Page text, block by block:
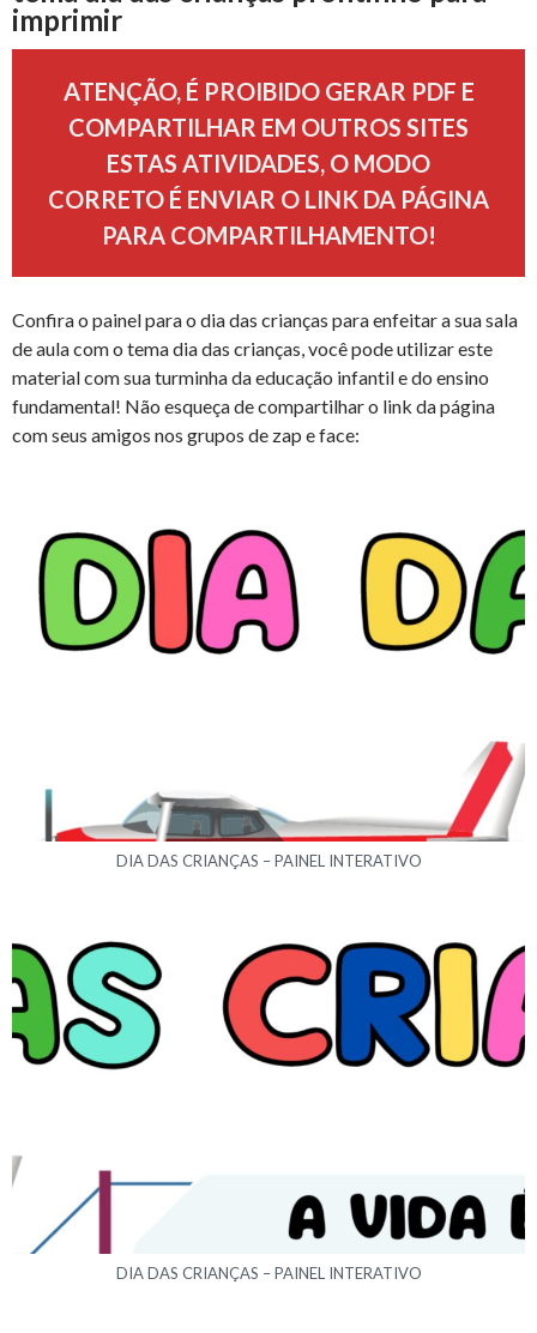
imprimir
ATENÇÃO, É PROIBIDO GERAR PDF E
COMPARTILHAR EM OUTROS SITES
ESTAS ATIVIDADES, O MODO
CORRETO É ENVIAR O LINK DA PÁGINA
PARA COMPARTILHAMENTO!
Confira o painel para o dia das crianças para enfeitar a sua sala
de aula com o tema dia das crianças, você pode utilizar este
material com sua turminha da educação infantil e do ensino
fundamental! Não esqueça de compartilhar o link da página
com seus amigos nos grupos de zap e face:
DIA DAS CRIANÇAS – PAINEL INTERATIVO
DIA DAS CRIANÇAS – PAINEL INTERATIVO